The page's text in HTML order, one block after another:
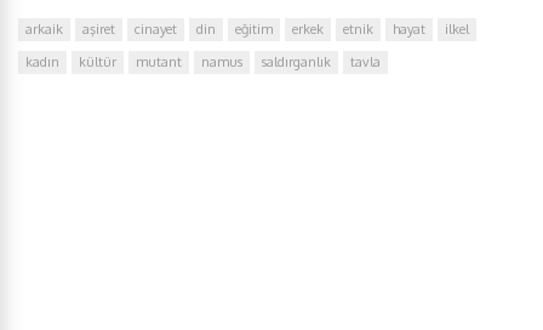
arkaik aşiret cinayet din eğitim erkek etnik hayat
ilkel
kadın
kültür mutant namus saldırganlık tavla